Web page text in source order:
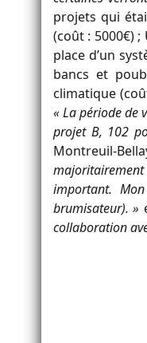
projets qui
(coût : 5000€)
place d’un
bancs et
climatique
« La période de
projet B, 102
Montreuil-
majoritairement
important.
brumisateur). »
collaboration